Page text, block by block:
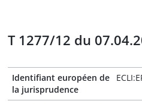
T 1277/12 du
Identifiant européen de
la jurisprudence